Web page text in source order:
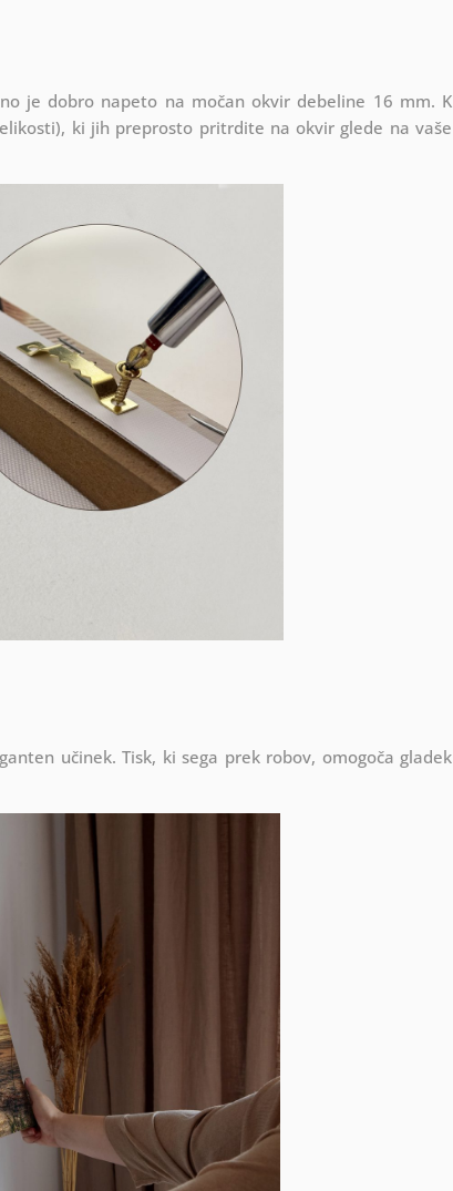
je dobro napeto na močan okvir debeline 16 mm. K
ki jih preprosto pritrdite na okvir glede na vaše
učinek. Tisk, ki sega prek robov, omogoča gladek